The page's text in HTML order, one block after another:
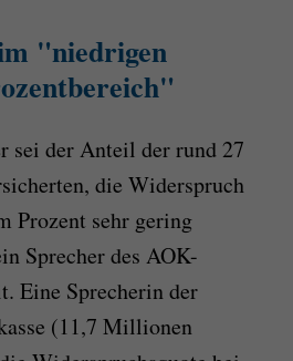
"niedrigen
sei der Anteil der rund 27
die Widerspruch
Prozent sehr gering
Sprecher des AOK-
Eine Sprecherin der
(11,7 Millionen